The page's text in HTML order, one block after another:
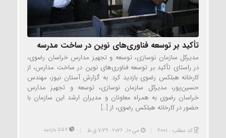
تأکید بر توسعه فناوری‌های نوین در ساخت مدرسه
مدیرکل سازمان نوسازی، توسعه و تجهیز مدارس خراسان رضوی،
در راستای تأکید بر توسعه فناوری‌های نوین در ساخت مدارس، از
کارخانه هبلکس رضوی بازدید کرد. به گزارش آستان نیوز، مهندس
حسین‌پور، مدیرکل سازمان نوسازی، توسعه و تجهیز مدارس
خراسان رضوی به همراه معاونان و مدیران ارشد این سازمان با
حضور در کارخانه هبلکس رضوی، از […]
کد مطلب : 6001 می 10, 2026 - 7:39 ق.ظ